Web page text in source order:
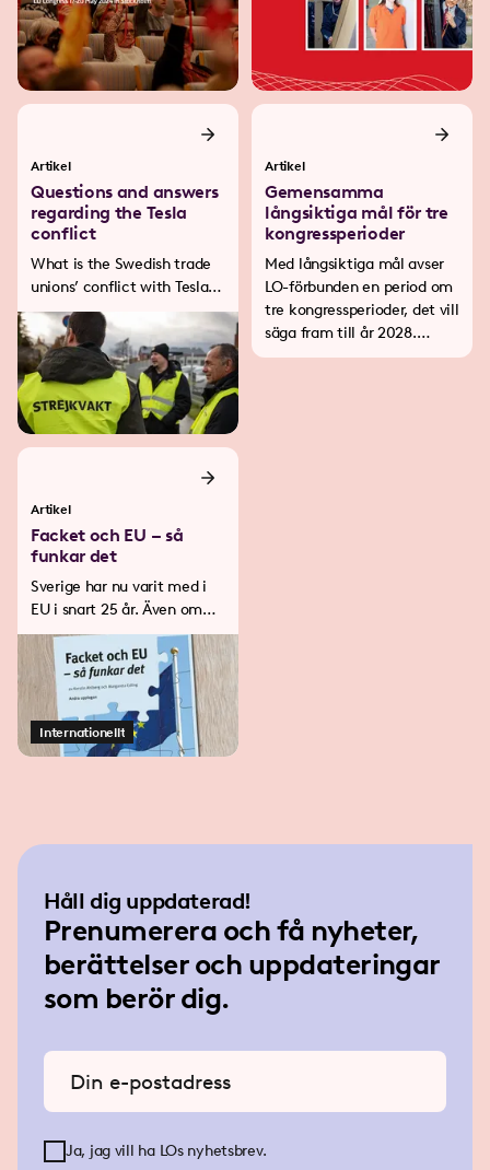
Stockholm, at the
Waterfront Congress
Centre. The theme of the
Congress will be We make
Sweden work.
Artikel
Questions and answers
regarding the Tesla
conflict
What is the Swedish trade
unions’ conflict with Tesla
about? Don't the workers
already have good working
conditions? What if Tesla
leaves Sweden? Here you
will find answers to
questions that are relevant
to IF Metall's attempt to
Artikel
Facket och EU – så
funkar det
Sverige har nu varit med i
EU i snart 25 år. Även om
arbetsmarknadspolitik och
lönebildning hör till det som
medlemsstaterna i
huvudsak själva ska sköta
har det under dessa 25 år
blivit allt mer uppenbart att
Internationellt
Artikel
Gemensamma
långsiktiga mål för tre
kongressperioder
Med långsiktiga mål avser
LO-förbunden en period om
tre kongressperioder, det vill
säga fram till år 2028.
Målen ska ses som en
Håll dig uppdaterad!
Prenumerera och få nyheter,
berättelser och uppdateringar
som berör dig.
Ange din e-postadress
Ja, jag vill ha LOs nyhetsbrev.